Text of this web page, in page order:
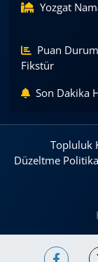
Yozgat
Puan
Fikstür
Son Dakika
Topluluk
Düzeltme